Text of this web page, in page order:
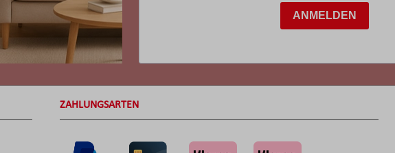
ANMELDEN
ZAHLUNGSARTEN